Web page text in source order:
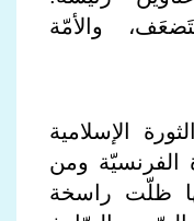
والأمّة
الإسلامية
الفرنسيّة ومن
ظلّت راسخة